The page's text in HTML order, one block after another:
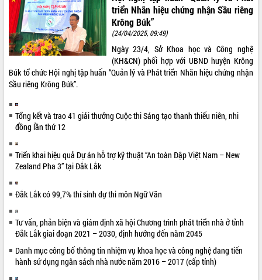
triển Nhãn hiệu chứng nhận Sầu riêng
Krông Búk”
(24/04/2025, 09:49)
Ngày 23/4, Sở Khoa học và Công nghệ
(KH&CN) phối hợp với UBND huyện Krông
Búk tổ chức Hội nghị tập huấn “Quản lý và Phát triển Nhãn hiệu chứng nhận
Sầu riêng Krông Búk”.
Tổng kết và trao 41 giải thưởng Cuộc thi Sáng tạo thanh thiếu niên, nhi
đồng lần thứ 12
Triển khai hiệu quả Dự án hỗ trợ kỹ thuật “An toàn Đập Việt Nam – New
Zealand Pha 3” tại Đắk Lắk
Đắk Lắk có 99,7% thí sinh dự thi môn Ngữ Văn
Tư vấn, phản biện và giám định xã hội Chương trình phát triển nhà ở tỉnh
Đắk Lắk giai đoạn 2021 – 2030, định hướng đến năm 2045
Danh mục công bố thông tin nhiệm vụ khoa học và công nghệ đang tiến
hành sử dụng ngân sách nhà nước năm 2016 – 2017 (cấp tỉnh)